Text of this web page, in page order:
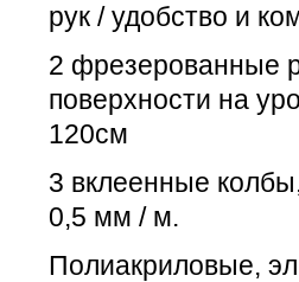
рук / удобство и
2 фрезерованные
поверхности на
120см
3 вклеенные
0,5 мм / м.
Полиакриловые,